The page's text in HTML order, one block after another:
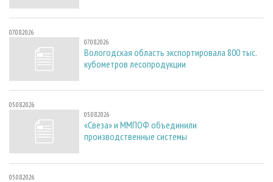
07.08.2026
07.08.2026
Вологодская область экспортировала 800 тыс.
кубометров лесопродукции
05.08.2026
05.08.2026
«Свеза» и ММПОФ объединили
производственные системы
05.08.2026